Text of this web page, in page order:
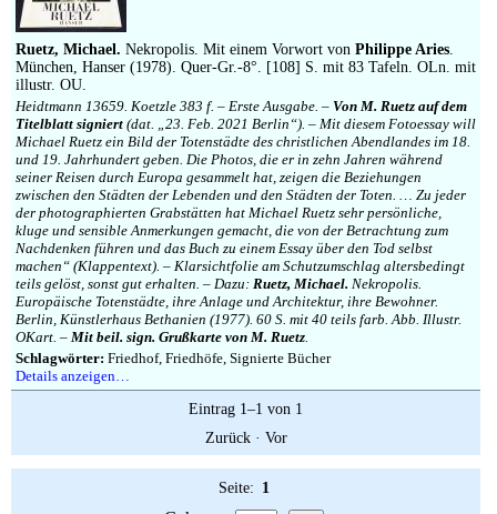
Impressum
Ruetz, Michael. Nekropolis. Mit einem Vorwort von Philippe Aries.
München, Hanser (1978). Quer-Gr.-8°. [108] S. mit 83 Tafeln. OLn. mit
illustr. OU.
Heidtmann 13659. Koetzle 383 f. – Erste Ausgabe. – Von M. Ruetz auf dem
Titelblatt signiert (dat. „23. Feb. 2021 Berlin“). – Mit diesem Fotoessay will
Michael Ruetz ein Bild der Totenstädte des christlichen Abendlandes im 18.
und 19. Jahrhundert geben. Die Photos, die er in zehn Jahren während
seiner Reisen durch Europa gesammelt hat, zeigen die Beziehungen
zwischen den Städten der Lebenden und den Städten der Toten. … Zu jeder
der photographierten Grabstätten hat Michael Ruetz sehr persönliche,
kluge und sensible Anmerkungen gemacht, die von der Betrachtung zum
Nachdenken führen und das Buch zu einem Essay über den Tod selbst
machen“ (Klappentext). – Klarsichtfolie am Schutzumschlag altersbedingt
teils gelöst, sonst gut erhalten. – Dazu: Ruetz, Michael. Nekropolis.
Europäische Totenstädte, ihre Anlage und Architektur, ihre Bewohner.
Berlin, Künstlerhaus Bethanien (1977). 60 S. mit 40 teils farb. Abb. Illustr.
OKart. – Mit beil. sign. Grußkarte von M. Ruetz.
Schlagwörter: Friedhof, Friedhöfe, Signierte Bücher
Details anzeigen…
Eintrag 1–1 von 1
Zurück· Vor
Seite: 1